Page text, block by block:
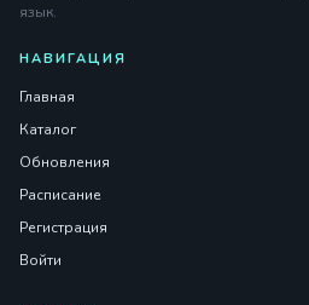
язык.
НАВИГАЦИЯ
Главная
Каталог
Обновления
Расписание
Регистрация
Войти